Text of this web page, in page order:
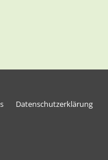
Datenschutzerklärung